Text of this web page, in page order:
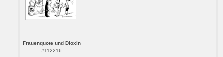
Frauenquote und Dioxin
#112216